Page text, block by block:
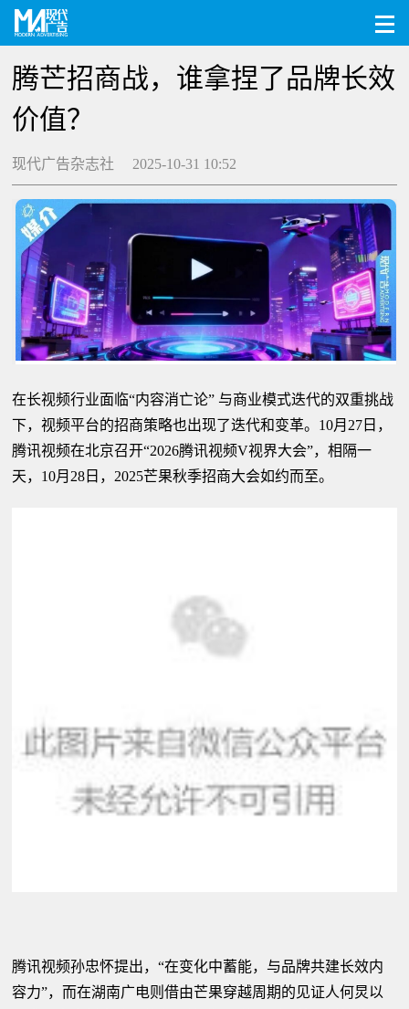
腾芒招商战，谁拿捏了品牌长效
价值？
现代广告杂志社 2025-10-31 10:52
在长视频行业面临“内容消亡论” 与商业模式迭代的双重挑战
下，视频平台的招商策略也出现了迭代和变革。10月27日，
腾讯视频在北京召开“2026腾讯视频V视界大会”，相隔一
天，10月28日，2025芒果秋季招商大会如约而至。
腾讯视频孙忠怀提出，“在变化中蓄能，与品牌共建长效内
容力”，而在湖南广电则借由芒果穿越周期的见证人何炅以